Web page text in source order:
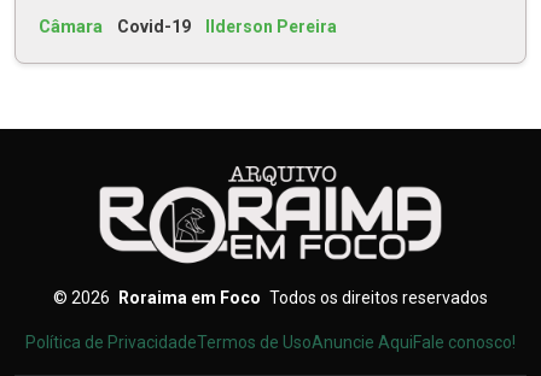
Câmara Covid-19 Ilderson Pereira
© 2026 Roraima em Foco Todos os direitos reservados
Política de PrivacidadeTermos de UsoAnuncie AquiFale conosco!